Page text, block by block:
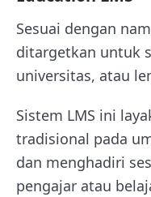
Sesuai dengan
ditargetkan untuk
universitas, atau
Sistem LMS ini
tradisional pada
dan menghadiri
pengajar atau